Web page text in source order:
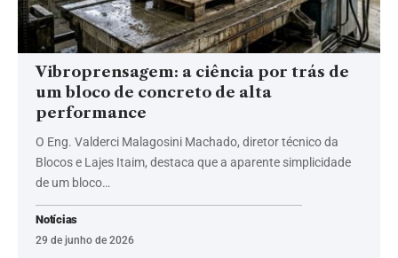
Vibroprensagem: a ciência por trás de
um bloco de concreto de alta
performance
O Eng. Valderci Malagosini Machado, diretor técnico da
Blocos e Lajes Itaim, destaca que a aparente simplicidade
de um bloco…
Notícias
29 de junho de 2026